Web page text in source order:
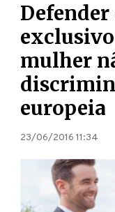
mulher
europeia
23/06/2016 11:34